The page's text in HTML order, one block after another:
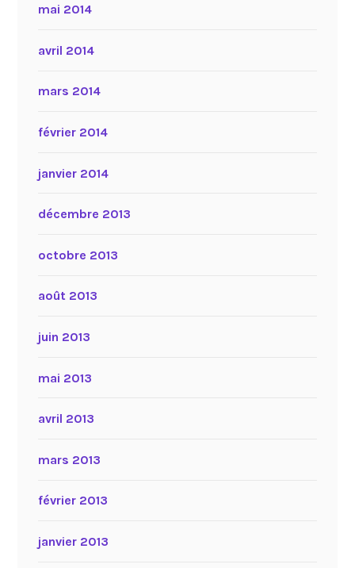
mai 2014
avril 2014
mars 2014
février 2014
janvier 2014
décembre 2013
octobre 2013
août 2013
juin 2013
mai 2013
avril 2013
mars 2013
février 2013
janvier 2013